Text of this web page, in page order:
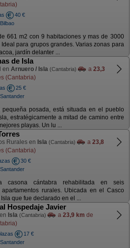
40 €
661 m2 con 9 habitaciones y mas de 3000
Ideal para grupos grandes. Varias zonas para
jardín delanter ...
de Isla
en Arnuero / Isla (Cantabria) a 23,3
(Cantabria)
25 €
pequeña posada, está situada en el pueblo
estratégicamente a mitad de camino entre
playas. Un lu ...
Rurales en Isla (Cantabria) a 23,8
(Cantabria)
30 €
casona cántabra rehabilitada en seis
apartamentos rurales. Ubicada en el Casco
que fue declarado en el ...
Hospedaje Javier
Isla (Cantabria) a 23,9 km de
17 €